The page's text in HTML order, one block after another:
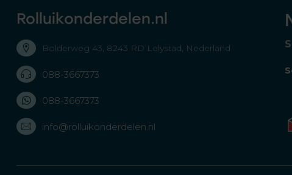
Rolluikonderdelen.nl
Bolderweg 43, 8243 RD Lelystad, Nederland
088-3667373
088-3667373
info@rolluikonderdelen.nl